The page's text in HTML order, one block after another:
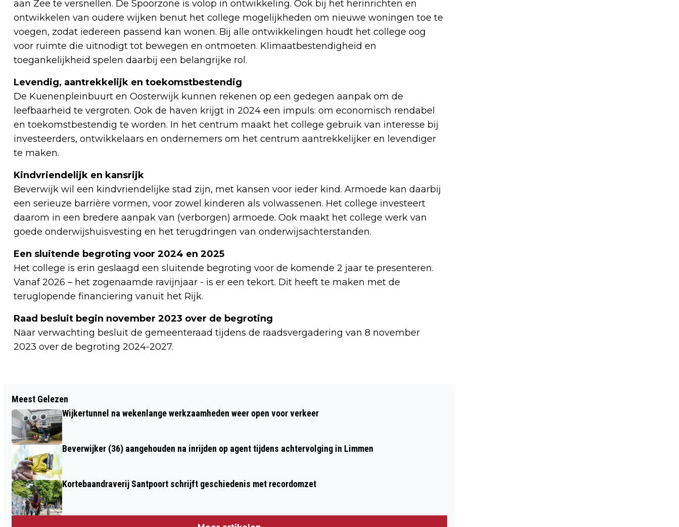
aan Zee te versnellen. De Spoorzone is volop in ontwikkeling. Ook bij het herinrichten en
ontwikkelen van oudere wijken benut het college mogelijkheden om nieuwe woningen toe te
voegen, zodat iedereen passend kan wonen. Bij alle ontwikkelingen houdt het college oog
voor ruimte die uitnodigt tot bewegen en ontmoeten. Klimaatbestendigheid en
toegankelijkheid spelen daarbij een belangrijke rol.
Levendig, aantrekkelijk en toekomstbestendig
De Kuenenpleinbuurt en Oosterwijk kunnen rekenen op een gedegen aanpak om de
leefbaarheid te vergroten. Ook de haven krijgt in 2024 een impuls: om economisch rendabel
en toekomstbestendig te worden. In het centrum maakt het college gebruik van interesse bij
investeerders, ontwikkelaars en ondernemers om het centrum aantrekkelijker en levendiger
te maken.
Kindvriendelijk en kansrijk
Beverwijk wil een kindvriendelijke stad zijn, met kansen voor ieder kind. Armoede kan daarbij
een serieuze barrière vormen, voor zowel kinderen als volwassenen. Het college investeert
daarom in een bredere aanpak van (verborgen) armoede. Ook maakt het college werk van
goede onderwijshuisvesting en het terugdringen van onderwijsachterstanden.
Een sluitende begroting voor 2024 en 2025
Het college is erin geslaagd een sluitende begroting voor de komende 2 jaar te presenteren.
Vanaf 2026 – het zogenaamde ravijnjaar - is er een tekort. Dit heeft te maken met de
teruglopende financiering vanuit het Rijk.
Raad besluit begin november 2023 over de begroting
Naar verwachting besluit de gemeenteraad tijdens de raadsvergadering van 8 november
2023 over de begroting 2024-2027.
TREINVERKEER VAN EN NAAR SCHIPHOL
HELE AVOND ONTREGELD NA STORING
TIJDENS SPITS
VELSEN VOOR KATTEN, HONDEN EN
Meest Gelezen
Wijkertunnel na wekenlange werkzaamheden weer open voor verkeer
Beverwijker (36) aangehouden na inrijden op agent tijdens achtervolging in Limmen
Kortebaandraverij Santpoort schrijft geschiedenis met recordomzet